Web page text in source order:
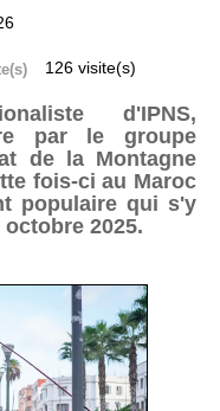
126 visite(s)
d'IPNS,
par le groupe
de la Montagne
fois-ci au Maroc
populaire qui s'y
2025.